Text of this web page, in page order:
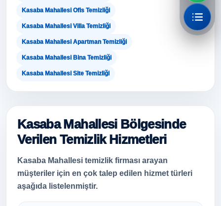
Kasaba Mahallesi Ofis Temizliği
Kasaba Mahallesi Villa Temizliği
Kasaba Mahallesi Apartman Temizliği
Kasaba Mahallesi Bina Temizliği
Kasaba Mahallesi Site Temizliği
Kasaba Mahallesi Bölgesinde
Verilen Temizlik Hizmetleri
Kasaba Mahallesi temizlik firması arayan
müşteriler için en çok talep edilen hizmet türleri
aşağıda listelenmiştir.